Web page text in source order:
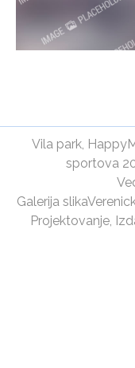
Vila park
sportova
Galerija slika
Projektovanje,